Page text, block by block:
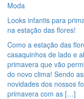
Moda
Looks infantis para
na estação das flores!
Como a estação das
casaquinhos de lado e
primavera que vão
do novo clima! Sendo
novidades dos nossos
primavera com as […]